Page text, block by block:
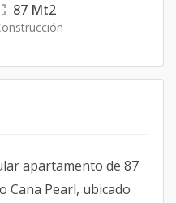
87 Mt2
apartamento de 87
Cana Pearl, ubicado